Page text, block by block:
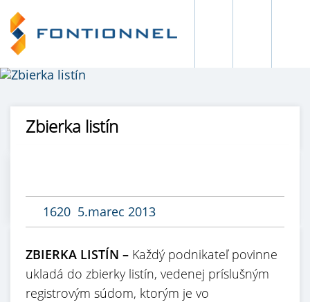
Zbierka listín
1620 5.marec 2013
ZBIERKA LISTÍN – Každý podnikateľ povinne
ukladá do zbierky listín, vedenej príslušným
registrovým súdom, ktorým je vo